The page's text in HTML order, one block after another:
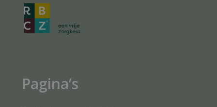
Pagina’s